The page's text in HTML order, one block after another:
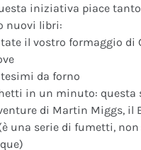
iniziativa piace
nuovi libri:
il vostro formaggio di
da forno
in un minuto: questa
di Martin Miggs, il
una serie di fumetti, non